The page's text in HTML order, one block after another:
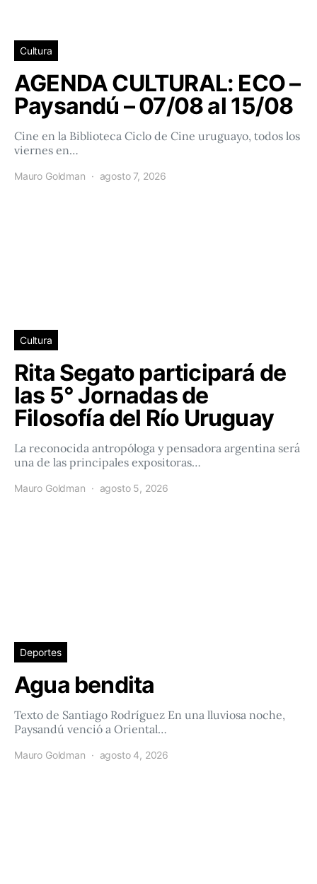
Cultura
AGENDA CULTURAL: ECO –
Paysandú – 07/08 al 15/08
Cine en la Biblioteca Ciclo de Cine uruguayo, todos los
viernes en…
Mauro Goldman agosto 7, 2026
Cultura
Rita Segato participará de
las 5° Jornadas de
Filosofía del Río Uruguay
La reconocida antropóloga y pensadora argentina será
una de las principales expositoras…
Mauro Goldman agosto 5, 2026
Deportes
Agua bendita
Texto de Santiago Rodríguez En una lluviosa noche,
Paysandú venció a Oriental…
Mauro Goldman agosto 4, 2026